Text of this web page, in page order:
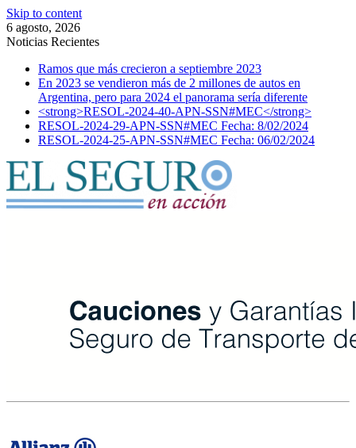
Skip to content
6 agosto, 2026
Noticias Recientes
Ramos que más crecieron a septiembre 2023
En 2023 se vendieron más de 2 millones de autos en
Argentina, pero para 2024 el panorama sería diferente
<strong>RESOL-2024-40-APN-SSN#MEC</strong>
RESOL-2024-29-APN-SSN#MEC Fecha: 8/02/2024
RESOL-2024-25-APN-SSN#MEC Fecha: 06/02/2024